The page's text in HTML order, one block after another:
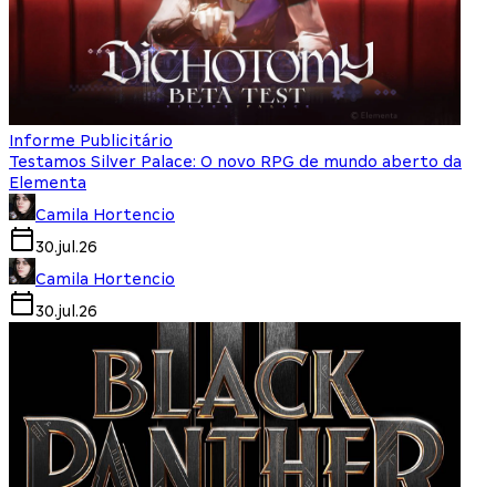
Informe Publicitário
Testamos Silver Palace: O novo RPG de mundo aberto da
Elementa
Camila Hortencio
30.jul.26
Camila Hortencio
30.jul.26